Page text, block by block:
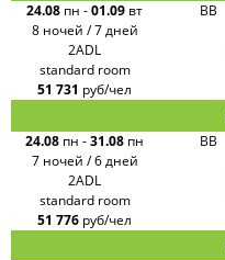
24.08 пн -01.09 вт
8 ночей / 7 дней
BB
2ADL
standard room
51 731 руб/чел
24.08 пн -31.08 пн
7 ночей / 6 дней
BB
2ADL
standard room
51 776 руб/чел